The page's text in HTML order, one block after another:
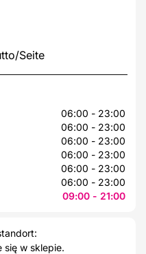
06:00 - 23:00
06:00 - 23:00
06:00 - 23:00
06:00 - 23:00
06:00 - 23:00
06:00 - 23:00
09:00 - 21:00
Seite
się w sklepie.